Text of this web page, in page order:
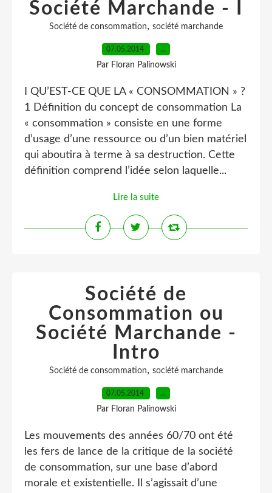
Société Marchande - I
Société de consommation, société marchande
07.05.2014 …
Par Floran Palinowski
I QU’EST-CE QUE LA « CONSOMMATION » ?
1 Définition du concept de consommation La
« consommation » consiste en une forme
d’usage d’une ressource ou d’un bien matériel
qui aboutira à terme à sa destruction. Cette
définition comprend l’idée selon laquelle...
Lire la suite
Société de
Consommation ou
Société Marchande -
Intro
Société de consommation, société marchande
07.05.2014 …
Par Floran Palinowski
Les mouvements des années 60/70 ont été
les fers de lance de la critique de la société
de consommation, sur une base d’abord
morale et existentielle. Il s’agissait d’une